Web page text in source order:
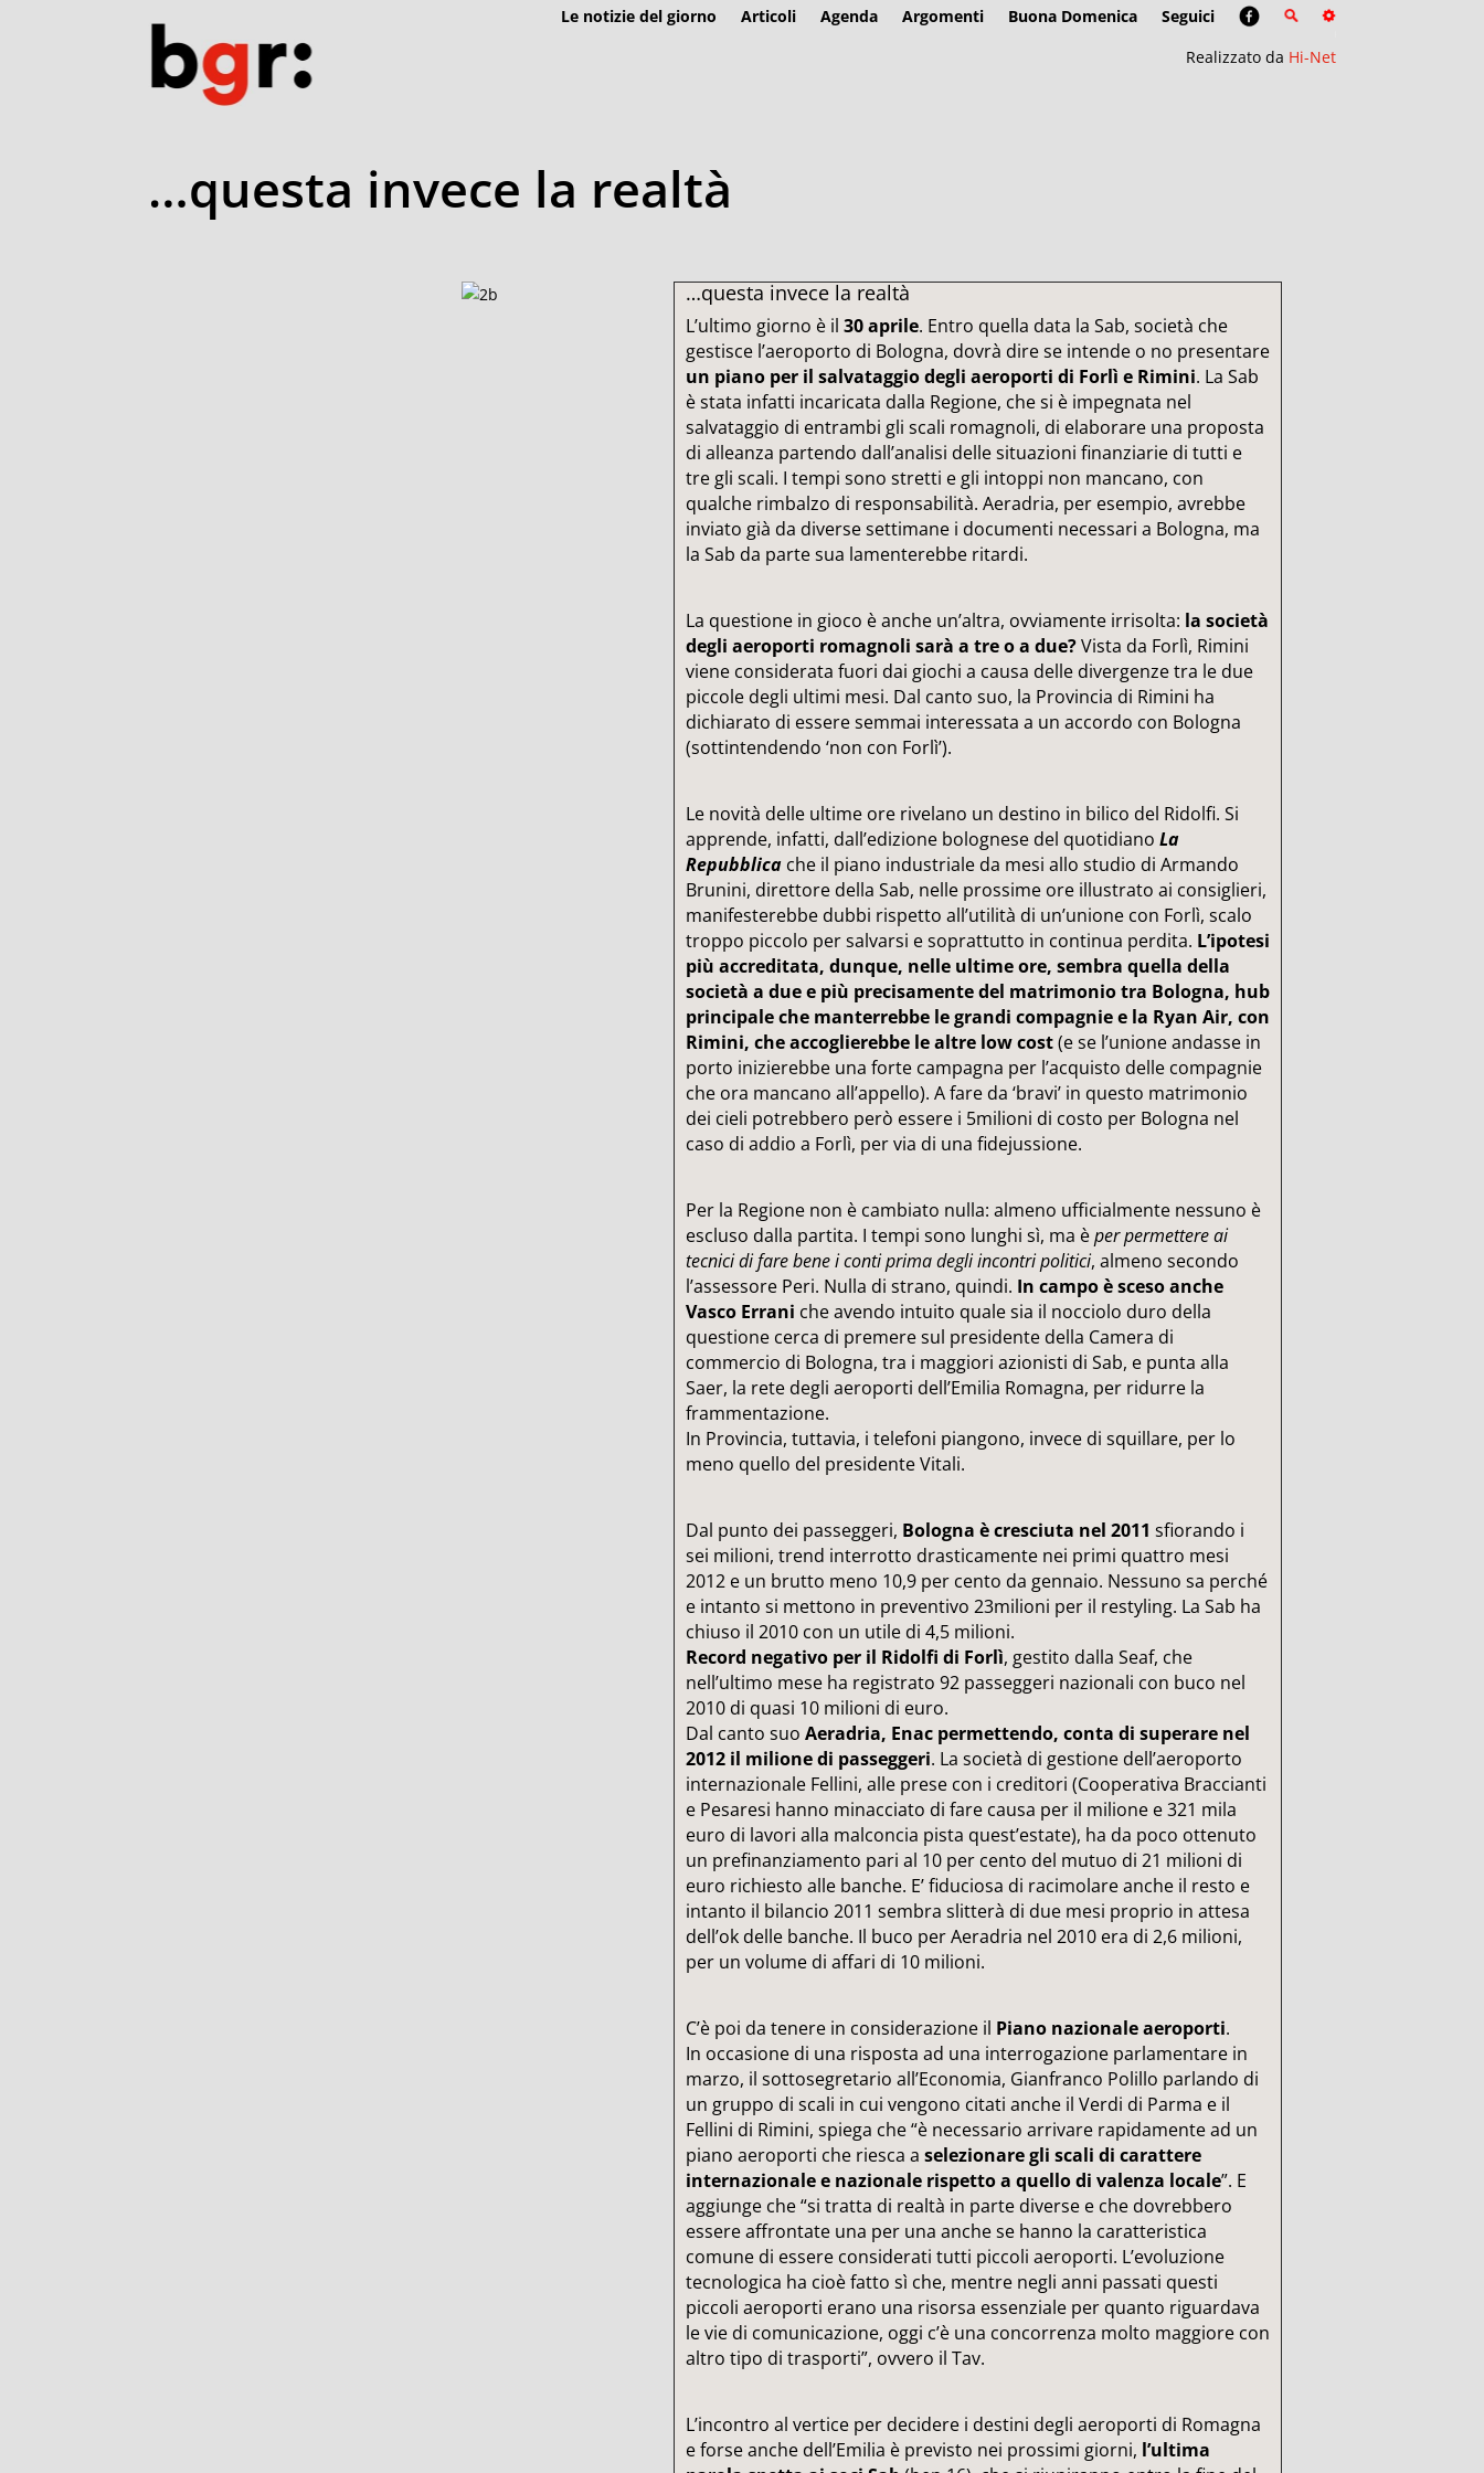
Le notizie del giorno Articoli Agenda Argomenti Buona Domenica
Seguici
Realizzato da Hi-Net
…questa invece la realtà
…questa invece la realtà
L’ultimo giorno è il 30 aprile. Entro quella data la Sab, società che
gestisce l’aeroporto di Bologna, dovrà dire se intende o no presentare
un piano per il salvataggio degli aeroporti di Forlì e Rimini. La Sab
è stata infatti incaricata dalla Regione, che si è impegnata nel
salvataggio di entrambi gli scali romagnoli, di elaborare una proposta
di alleanza partendo dall’analisi delle situazioni finanziarie di tutti e
tre gli scali. I tempi sono stretti e gli intoppi non mancano, con
qualche rimbalzo di responsabilità. Aeradria, per esempio, avrebbe
inviato già da diverse settimane i documenti necessari a Bologna, ma
la Sab da parte sua lamenterebbe ritardi.
La questione in gioco è anche un’altra, ovviamente irrisolta: la società
degli aeroporti romagnoli sarà a tre o a due?Vista da Forlì, Rimini
viene considerata fuori dai giochi a causa delle divergenze tra le due
piccole degli ultimi mesi. Dal canto suo, la Provincia di Rimini ha
dichiarato di essere semmai interessata a un accordo con Bologna
(sottintendendo ‘non con Forlì’).
Le novità delle ultime ore rivelano un destino in bilico del Ridolfi. Si
apprende, infatti, dall’edizione bolognese del quotidiano La
Repubblicache il piano industriale da mesi allo studio di Armando
Brunini, direttore della Sab, nelle prossime ore illustrato ai consiglieri,
manifesterebbe dubbi rispetto all’utilità di un’unione con Forlì, scalo
troppo piccolo per salvarsi e soprattutto in continua perdita. L’ipotesi
più accreditata, dunque, nelle ultime ore, sembra quella della
società a due e più precisamente del matrimonio tra Bologna, hub
principale che manterrebbe le grandi compagnie e la Ryan Air, con
Rimini, che accoglierebbe le altre low cost(e se l’unione andasse in
porto inizierebbe una forte campagna per l’acquisto delle compagnie
che ora mancano all’appello). A fare da ‘bravi’ in questo matrimonio
dei cieli potrebbero però essere i 5milioni di costo per Bologna nel
caso di addio a Forlì, per via di una fidejussione.
Per la Regione non è cambiato nulla: almeno ufficialmente nessuno è
escluso dalla partita. I tempi sono lunghi sì, ma èper permettere ai
tecnici di fare bene i conti prima degli incontri politici, almeno secondo
l’assessore Peri. Nulla di strano, quindi. In campo è sceso anche
Vasco Errani che avendo intuito quale sia il nocciolo duro della
questione cerca di premere sul presidente della Camera di
commercio di Bologna, tra i maggiori azionisti di Sab, e punta alla
Saer, la rete degli aeroporti dell’Emilia Romagna, per ridurre la
frammentazione.
In Provincia, tuttavia, i telefoni piangono, invece di squillare, per lo
meno quello del presidente Vitali.
Dal punto dei passeggeri, Bologna è cresciuta nel 2011 sfiorando i
sei milioni, trend interrotto drasticamente nei primi quattro mesi
2012 e un brutto meno 10,9 per cento da gennaio. Nessuno sa perché
e intanto si mettono in preventivo 23milioni per il restyling. La Sab ha
chiuso il 2010 con un utile di 4,5 milioni.
Record negativo per il Ridolfi di Forlì, gestito dalla Seaf, che
nell’ultimo mese ha registrato 92 passeggeri nazionali con buco nel
2010 di quasi 10 milioni di euro.
Dal canto suo Aeradria, Enac permettendo, conta di superare nel
2012 il milione di passeggeri. La società di gestione dell’aeroporto
internazionale Fellini, alle prese con i creditori (Cooperativa Braccianti
e Pesaresi hanno minacciato di fare causa per il milione e 321 mila
euro di lavori alla malconcia pista quest’estate), ha da poco ottenuto
un prefinanziamento pari al 10 per cento del mutuo di 21 milioni di
euro richiesto alle banche. E’ fiduciosa di racimolare anche il resto e
intanto il bilancio 2011 sembra slitterà di due mesi proprio in attesa
dell’ok delle banche. Il buco per Aeradria nel 2010 era di 2,6 milioni,
per un volume di affari di 10 milioni.
C’è poi da tenere in considerazione il Piano nazionale aeroporti.
In occasione di una risposta ad una interrogazione parlamentare in
marzo, il sottosegretario all’Economia, Gianfranco Polillo parlando di
un gruppo di scali in cui vengono citati anche il Verdi di Parma e il
Fellini di Rimini, spiega che “è necessario arrivare rapidamente ad un
piano aeroporti che riesca a selezionare gli scali di carattere
internazionale e nazionale rispetto a quello di valenza locale”. E
aggiunge che “si tratta di realtà in parte diverse e che dovrebbero
essere affrontate una per una anche se hanno la caratteristica
comune di essere considerati tutti piccoli aeroporti. L’evoluzione
tecnologica ha cioè fatto sì che, mentre negli anni passati questi
piccoli aeroporti erano una risorsa essenziale per quanto riguardava
le vie di comunicazione, oggi c’è una concorrenza molto maggiore con
altro tipo di trasporti”, ovvero il Tav.
L’incontro al vertice per decidere i destini degli aeroporti di Romagna
e forse anche dell’Emilia è previsto nei prossimi giorni, l’ultima